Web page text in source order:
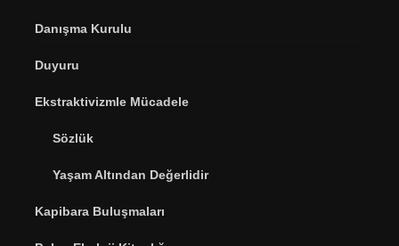
Danışma Kurulu
Duyuru
Ekstraktivizmle Mücadele
Sözlük
Yaşam Altından Değerlidir
Kapibara Buluşmaları